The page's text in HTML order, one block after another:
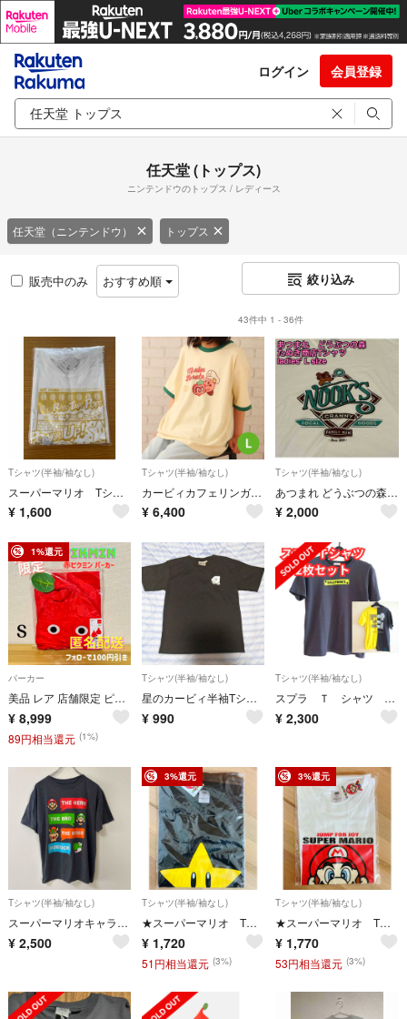
ログイン 会員登録
任天堂 (トップス)
ニンテンドウのトップス / レディース
任天堂（ニンテンドウ） トップス
販売中のみ おすすめ順 絞り込み
43件中 1 - 36件
Tシャツ(半袖/袖なし)
スーパーマリオ Tシャツ
¥ 1,600
Tシャツ(半袖/袖なし)
カービィカフェリンガーTシャツ アイボリー L
¥ 6,400
Tシャツ(半袖/袖なし)
あつまれ どうぶつの森 たぬき商店 Tシャツ レディース Lサイズ ホワイト
¥ 2,000
1%還元
パーカー
美品 レア 店舗限定 ピクミン 赤パーカー S 未使用 Nintendo
¥ 8,999
89円相当還元 (1%)
Tシャツ(半袖/袖なし)
星のカービィ半袖Tシャツ
¥ 990
Tシャツ(半袖/袖なし)
スプラ Ｔ シャツ ２枚 セット 正規品 160 スプラトゥーン 任天堂
¥ 2,300
Tシャツ(半袖/袖なし)
スーパーマリオキャラクターTシャツ アメリカ古着 アメリカ輸入 マリオ
¥ 2,500
3%還元
Tシャツ(半袖/袖なし)
★スーパーマリオ Tシャツ スター タグ付き 未使用★ Mサイズ Tシャツ
¥ 1,720
51円相当還元 (3%)
3%還元
Tシャツ(半袖/袖なし)
★スーパーマリオ Tシャツ マリオ タグ付き 未使用★ Mサイズ Tシャツ
¥ 1,770
53円相当還元 (3%)